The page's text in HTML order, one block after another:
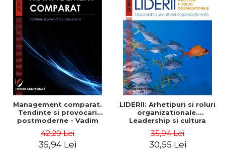
Management comparat.
Tendinte si provocari
postmoderne - Vadim
42,29 Lei
35,94 Lei
LIDERII: Arhetipuri si roluri
organizationale.
Leadership si cultura
Dumitrascu
35,94 Lei
30,55 Lei